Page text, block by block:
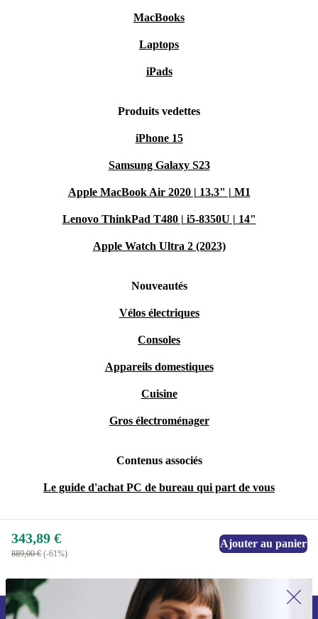
MacBooks
Laptops
iPads
Produits vedettes
iPhone 15
Samsung Galaxy S23
Apple MacBook Air 2020 | 13.3" | M1
Lenovo ThinkPad T480 | i5-8350U | 14"
Apple Watch Ultra 2 (2023)
Nouveautés
Vélos électriques
Consoles
Appareils domestiques
Cuisine
Gros électroménager
Contenus associés
Le guide d'achat PC de bureau qui part de vous
343,89 €
889,00 € (-61%)
Ajouter au panier